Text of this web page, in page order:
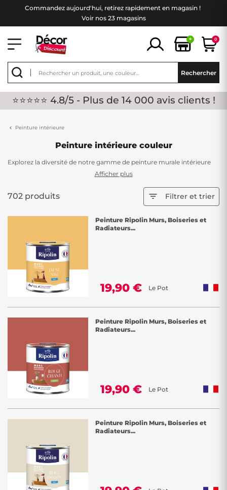
Commandez aujourd'hui, retirez rapidement en magasin !
Voir nos 23 magasins
+ 0
Rechercher
⭐⭐⭐⭐⭐ 4.8/5 - Plus de 14 000 avis clients !
Peinture intérieure
Peinture intérieure couleur
Explorez la diversité de notre gamme de peinture murale intérieure
chez Décor Discount, offrant une palette riche en couleurs éclatantes.
peinture gris, de rose, de bleu, de vert et bien d'autres. Chez nous,
vous avez le pouvoir de personnaliser votre intérieur en choisissant
pour créer une ambiance à votre image.
Laissez votre créativité s'épanouir en sélectionnant des teintes variées
telles que le beige, le bleu, le vert, le rose ou le rouge parmi notre
vaste gamme de couleurs. Ces nuances vous permettront de donner
vie à votre intérieur, que vous souhaitiez créer une atmosphère
apaisante, énergisante ou sophistiquée.
de peinture murale intérieure de qualité, tout en vous donnant la
personnel. Transformez chaque pièce de votre maison en un espace
unique et accueillant avec nos peintures murales intérieures aux
couleurs éclatantes. Faites de votre intérieur une toile artistique où
votre imagination prend vie.
Afficher plus
702 produits  Filtrer et trier
Peinture Ripolin Murs, Boiseries et
Radiateurs...
19,90 € Le Pot
Peinture Ripolin Murs, Boiseries et
Radiateurs...
19,90 € Le Pot
Peinture Ripolin Murs, Boiseries et
Radiateurs...